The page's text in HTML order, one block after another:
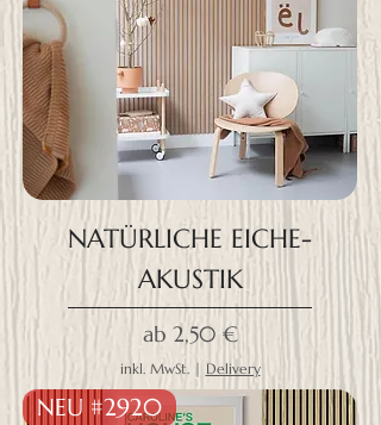
NATÜRLICHE EICHE-
AKUSTIK
ab 2,50 €
Sale-Preis
inkl. MwSt.| Delivery
NEU #2920